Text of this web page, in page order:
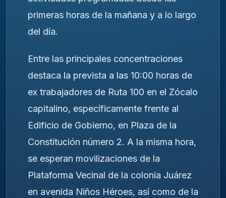
primeras horas de la mañana y a lo largo
del día.
Entre las principales concentraciones
destaca la prevista a las 10:00 horas de
ex trabajadores de Ruta 100 en el Zócalo
capitalino, específicamente frente al
Edificio de Gobierno, en Plaza de la
Constitución número 2. A la misma hora,
se esperan movilizaciones de la
Plataforma Vecinal de la colonia Juárez
en avenida Niños Héroes, así como de la